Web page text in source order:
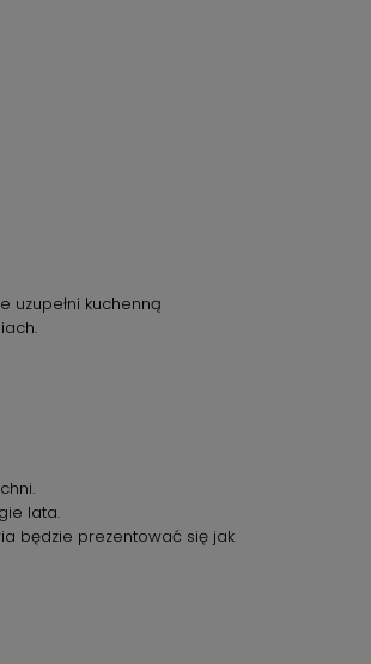
uzupełni kuchenną
lata.
będzie prezentować się jak